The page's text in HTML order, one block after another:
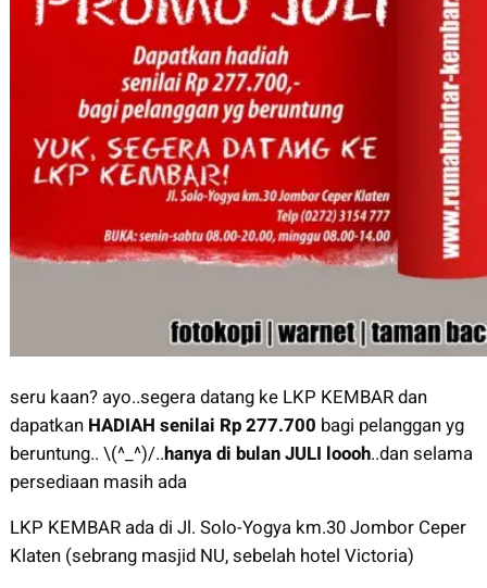
seru kaan? ayo..segera datang ke LKP KEMBAR dan
dapatkan HADIAH senilai Rp 277.700 bagi pelanggan yg
beruntung.. \(^_^)/..hanya di bulan JULI loooh..dan selama
persediaan masih ada
LKP KEMBAR ada di Jl. Solo-Yogya km.30 Jombor Ceper
Klaten (sebrang masjid NU, sebelah hotel Victoria)